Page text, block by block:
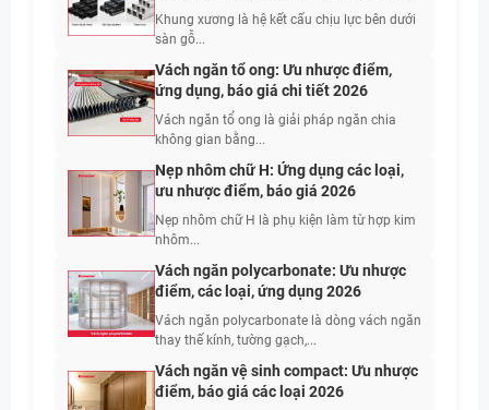
trí khoảng cách bao nhiêu?
Khung xương là hệ kết cấu chịu lực bên dưới
sàn gỗ...
Vách ngăn tổ ong: Ưu nhược điểm,
ứng dụng, báo giá chi tiết 2026
Vách ngăn tổ ong là giải pháp ngăn chia
không gian bằng...
Nẹp nhôm chữ H: Ứng dụng các loại,
ưu nhược điểm, báo giá 2026
Nẹp nhôm chữ H là phụ kiện làm từ hợp kim
nhôm...
Vách ngăn polycarbonate: Ưu nhược
điểm, các loại, ứng dụng 2026
Vách ngăn polycarbonate là dòng vách ngăn
thay thế kính, tường gạch,...
Vách ngăn vệ sinh compact: Ưu nhược
điểm, báo giá các loại 2026